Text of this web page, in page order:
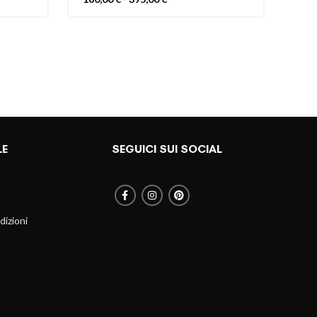
SEGUICI SUI SOCIAL